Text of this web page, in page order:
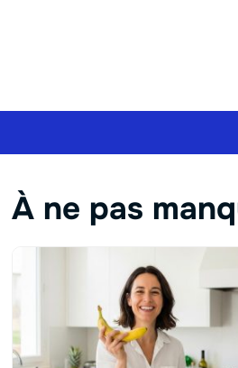
À ne pas